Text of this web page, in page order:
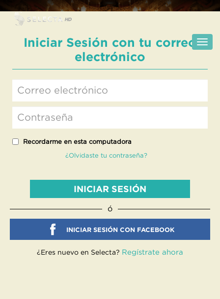
Iniciar Sesión con tu correo
electrónico
Recordarme en esta computadora
¿Olvidaste tu contraseña?
INICIAR SESIÓN
ó
INICIAR SESIÓN CON FACEBOOK
¿Eres nuevo en Selecta? Regístrate ahora